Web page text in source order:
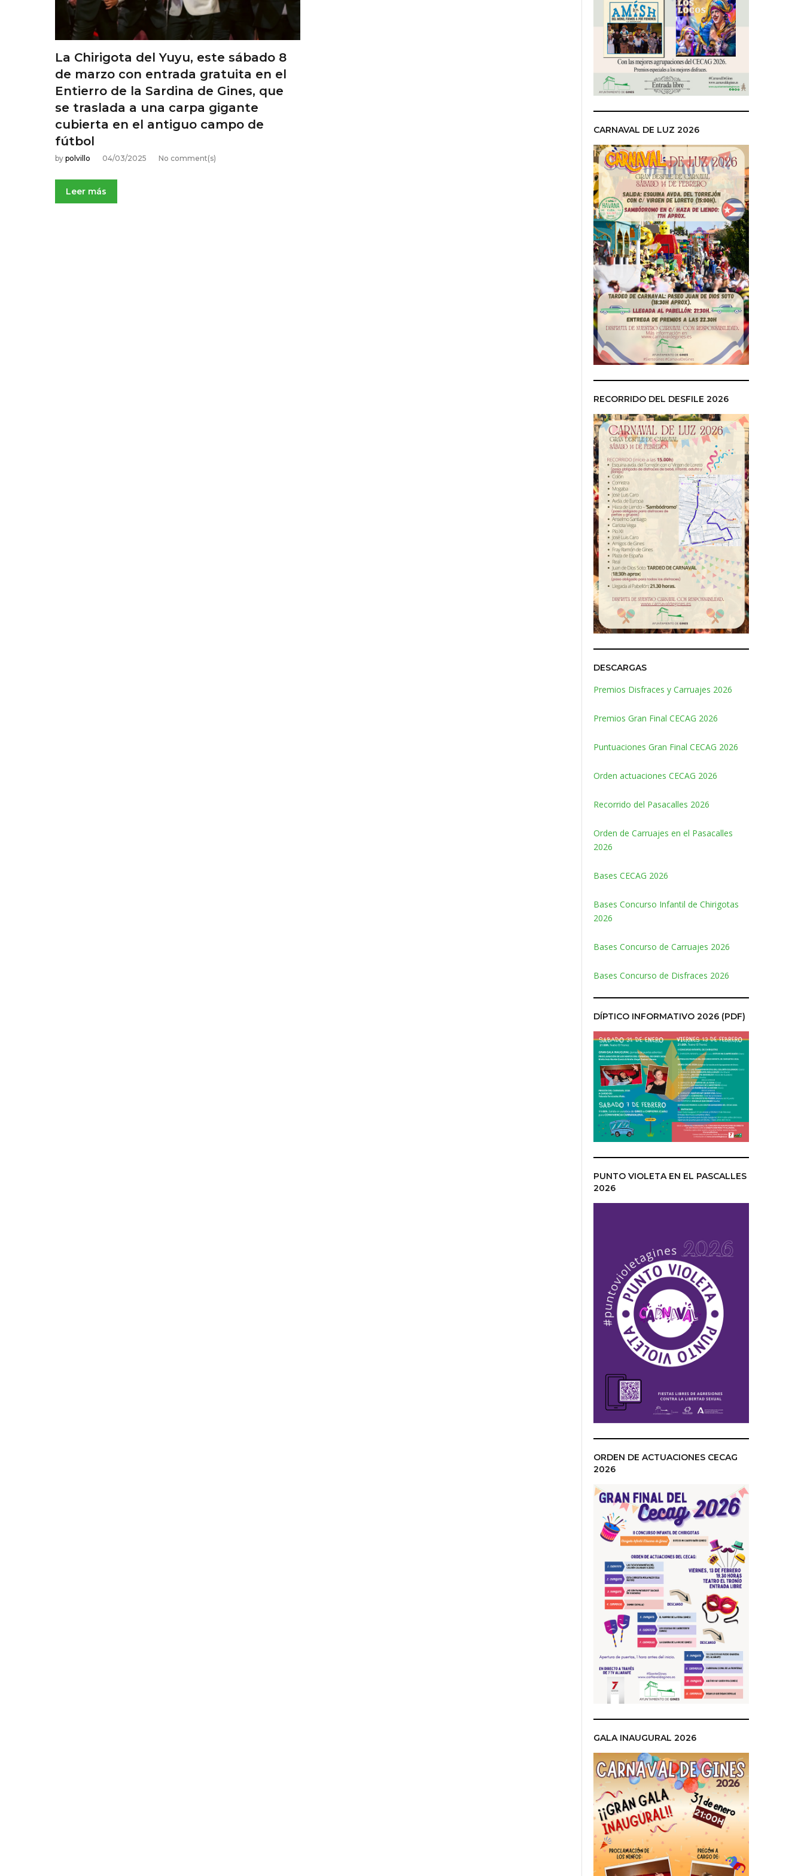
m
a
r
z
o
,
La Chirigota del Yuyu, este sábado 8
de marzo con entrada gratuita en el
Entierro de la Sardina de Gines, que
se traslada a una carpa gigante
cubierta en el antiguo campo de
fútbol
04/03/2025
by polvillo No comment(s)
Leer más
CARNAVAL DE LUZ 2026
RECORRIDO DEL DESFILE 2026
DESCARGAS
Premios Disfraces y Carruajes 2026
Premios Gran Final CECAG 2026
Puntuaciones Gran Final CECAG 2026
Orden actuaciones CECAG 2026
Recorrido del Pasacalles 2026
Orden de Carruajes en el Pasacalles
2026
Bases CECAG 2026
Bases Concurso Infantil de Chirigotas
2026
Bases Concurso de Carruajes 2026
Bases Concurso de Disfraces 2026
DÍPTICO INFORMATIVO 2026 (PDF)
PUNTO VIOLETA EN EL PASCALLES
2026
ORDEN DE ACTUACIONES CECAG
2026
GALA INAUGURAL 2026